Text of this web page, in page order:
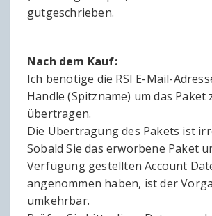
gutgeschrieben.
Nach dem Kauf:
Ich benötige die RSI E-Mail-
Handle (Spitzname) um das Paket
übertragen.
Die Übertragung des Pakets ist
Sobald Sie das erworbene Paket
Verfügung gestellten Account
angenommen haben, ist der
umkehrbar.